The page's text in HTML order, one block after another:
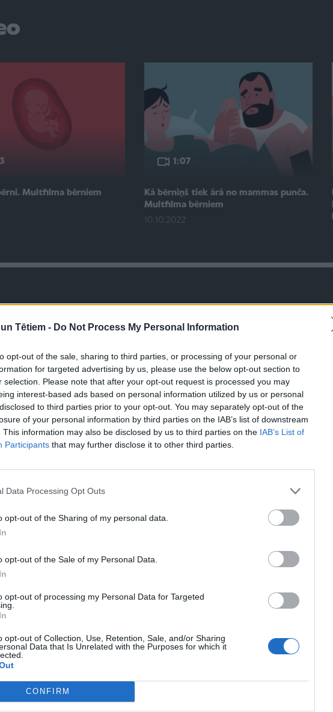
Tētiem - Do Not Process My Personal Information
opt-out of the sale, sharing to third parties, or processing of your personal or
for targeted advertising by us, please use the below opt-out section to
selection. Please note that after your opt-out request is processed you may
interest-based ads based on personal information utilized by us or personal
to third parties prior to your opt-out. You may separately opt-out of the
of your personal information by third parties on the IAB’s list of downstream
This information may also be disclosed by us to third parties on the IAB’s List of
Participants that may further disclose it to other third parties.
Data Processing Opt Outs
opt-out of the Sharing of my personal data.
opt-out of the Sale of my Personal Data.
opt-out of processing my Personal Data for Targeted
opt-out of Collection, Use, Retention, Sale, and/or Sharing
Data that Is Unrelated with the Purposes for which it
CONFIRM
Multfilma bērniem
1:07
Kā bērniņš tiek ārā no mammas punča.
Multfilma bērniem
10.10.2022
LAMPA: kurš
gudrāks – mamma vai
15.06.2023
vecākiem